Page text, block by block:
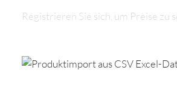
Registrieren Sie sich, um Preise zu